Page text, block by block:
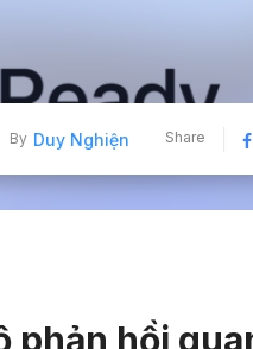
By Duy Nghiện Share
phản hồi